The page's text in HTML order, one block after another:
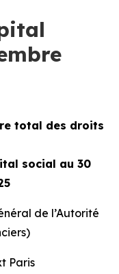
total des droits
social au 30
de l’Autorité
Paris